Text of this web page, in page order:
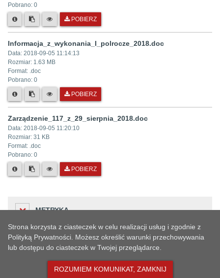
Pobrano: 0
POBIERZ
Informacja_z_wykonania_I_polrocze_2018.doc
Data: 2018-09-05 11:14:13
Rozmiar: 1.63 MB
Format: .doc
Pobrano: 0
POBIERZ
Zarządzenie_117_z_29_sierpnia_2018.doc
Data: 2018-09-05 11:20:10
Rozmiar: 31 KB
Format: .doc
Pobrano: 0
POBIERZ
METRYKA
Liczba odwiedzin
Podmiot udostępniający informację
Strona korzysta z ciasteczek w celu realizacji usług i zgodnie z
Polityką Prywatności. Możesz określić warunki przechowywania
lub dostępu do ciasteczek w Twojej przeglądarce.
ROZUMIEM KOMUNIKAT, ZAMKNIJ